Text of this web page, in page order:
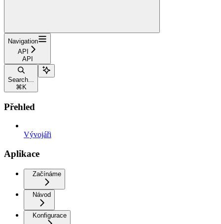
Navigation
API
API
Search...
⌘ K
Přehled
Vývojáři
Aplikace
Začínáme
Návod
Konfigurace